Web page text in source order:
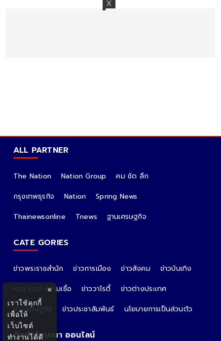
ALL PARTNER
The Nation Nation Group
คม ชัด ลึก
กรุงเทพธุรกิจ
Nation
Spring News
Thainewsonline
Tnews ฐานเศรษฐกิจ
CATE GORIES
ข่าวพระราชสำนัก ข่าวการเมือง ข่าวสังคม
ข่าวบันเทิง
หวย ดวง ความเชื่อ
ข่าววาไรตี้
ข่าวต่างประเทศ
ข่าวเศรษฐกิจ
ข่าวประชาสัมพันธ์ นโยบายการเป็นส่วนตัว
ติดต่อโฆษณา ออนไลน์
×
เราใช้คุกกี้
เพื่อให้
เว็บไซต์
ทำงานได้ดี